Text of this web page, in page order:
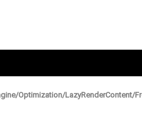
Optimization/LazyRenderContent/